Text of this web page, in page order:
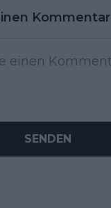
Kommentar
SENDEN